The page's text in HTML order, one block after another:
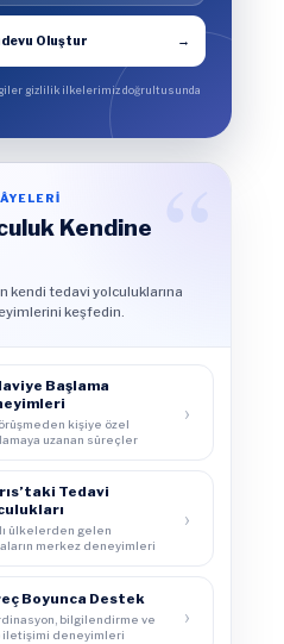
Oluştur →
gizlilik ilkelerimiz doğrultusunda
Kendine
kendi tedavi yolculuklarına
keşfedin.
Başlama
kişiye özel
uzanan süreçler
›
Tedavi
ülkelerden gelen
merkez deneyimleri
›
Boyunca Destek
bilgilendirme ve
iletişimi deneyimleri
›